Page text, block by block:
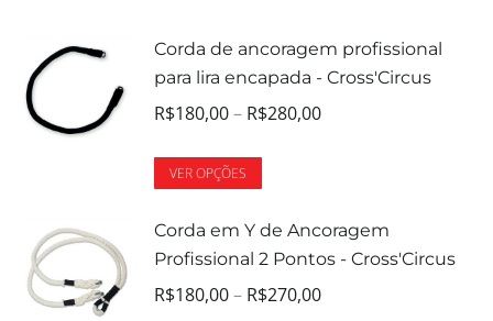
Corda de ancoragem profissional
para lira encapada - Cross'Circus
R$180,00– R$280,00
VER OPÇÕES
Corda em Y de Ancoragem
Profissional 2 Pontos - Cross'Circus
R$180,00– R$270,00